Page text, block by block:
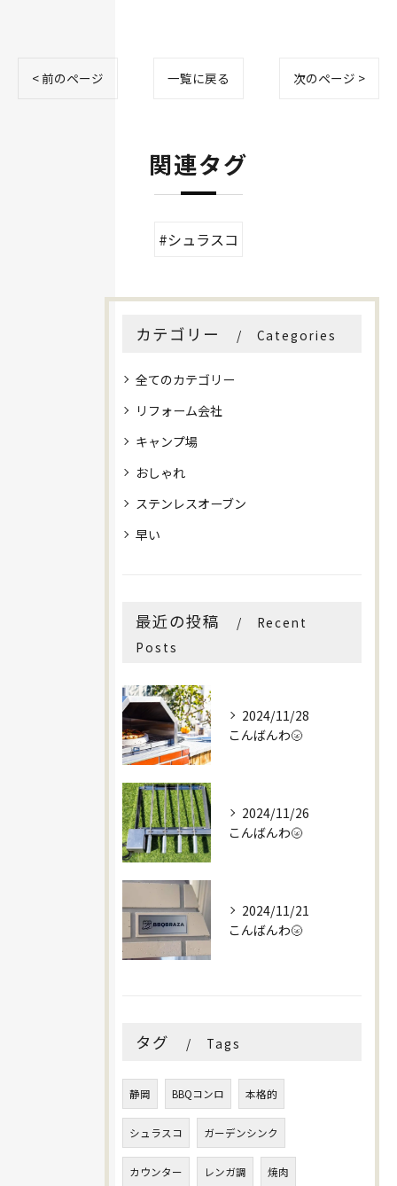
< 前のページ 一覧に戻る 次のページ >
関連タグ
#シュラスコ
カテゴリー Categories
全てのカテゴリー
リフォーム会社
キャンプ場
おしゃれ
ステンレスオーブン
早い
最近の投稿
Recent
Posts
2024/11/28
こんばんわ🌝
2024/11/26
こんばんわ🌝
2024/11/21
こんばんわ🌝
タグ Tags
静岡 BBQコンロ 本格的
シュラスコ ガーデンシンク
カウンター レンガ調 焼肉